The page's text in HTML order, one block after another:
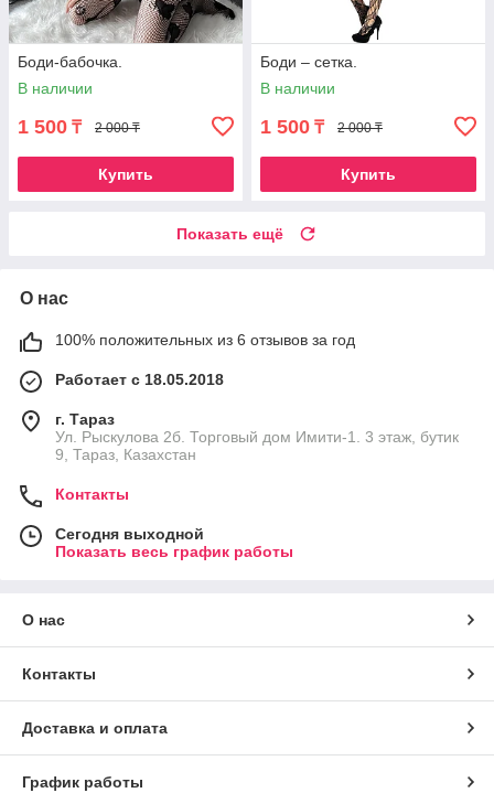
Боди-бабочка.
В наличии
1 500 ₸ 2 000 ₸
Купить
Боди – сетка.
В наличии
1 500 ₸ 2 000 ₸
Купить
Показать ещё
О нас
100% положительных из 6 отзывов за год
Работает с 18.05.2018
г. Тараз
Ул. Рыскулова 2б. Торговый дом Имити-1. 3 этаж, бутик
9, Тараз, Казахстан
Контакты
Сегодня выходной
Показать весь график работы
О нас
Контакты
Доставка и оплата
График работы